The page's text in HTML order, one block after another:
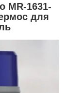
MR-1631-
для